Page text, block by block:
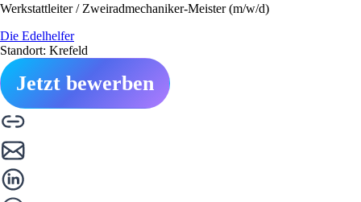
Werkstattleiter / Zweiradmechaniker-Meister (m/w/d)
Die Edelhelfer
Standort: Krefeld
Jetzt bewerben